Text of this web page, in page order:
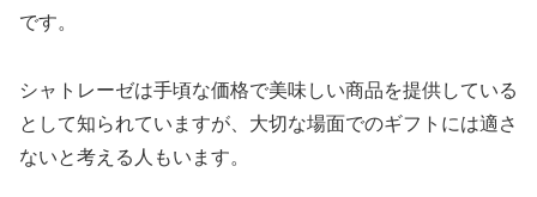
です。
シャトレーゼは手頃な価格で美味しい商品を提供している
として知られていますが、大切な場面でのギフトには適さ
ないと考える人もいます。